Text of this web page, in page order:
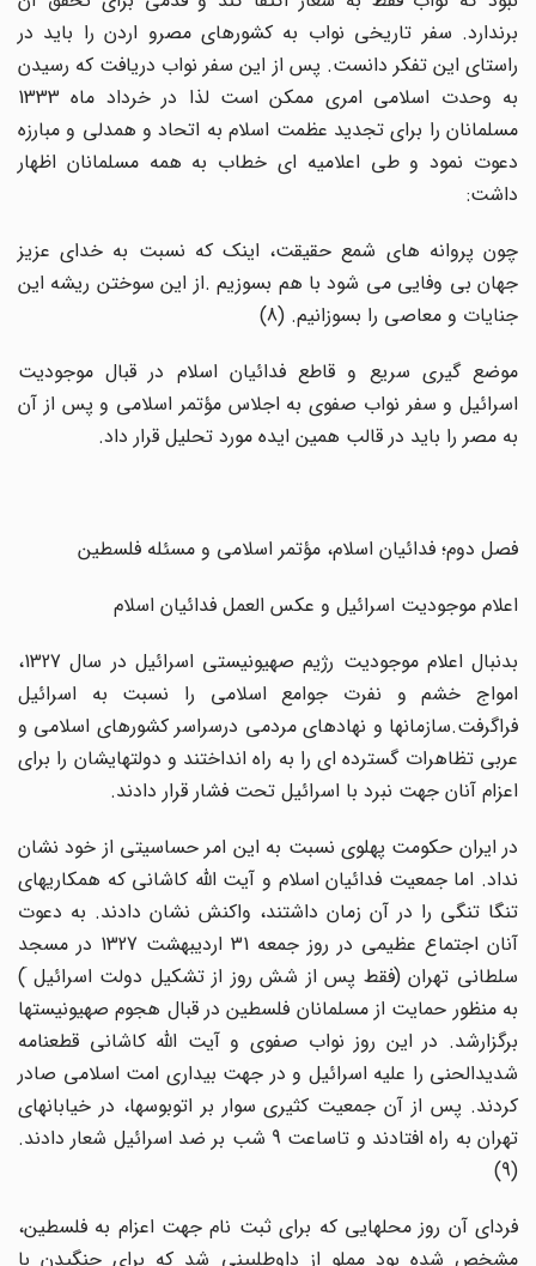
برندارد. سفر تاریخی نواب به کشورهای مصرو اردن را باید در
راستای این تفکر دانست. پس از این سفر نواب دریافت که رسیدن
به وحدت اسلامی امری ممکن است لذا در خرداد ماه 1333
مسلمانان را برای تجدید عظمت اسلام به اتحاد و همدلی و مبارزه
دعوت نمود و طی اعلامیه ای خطاب به همه مسلمانان اظهار
داشت:
چون پروانه های شمع حقیقت، اینک که نسبت به خدای عزیز
جهان بی وفایی می شود با هم بسوزیم .از این سوختن ریشه این
جنایات و معاصی را بسوزانیم. (8)
موضع گیری سریع و قاطع فدائیان اسلام در قبال موجودیت
اسرائیل و سفر نواب صفوی به اجلاس مؤتمر اسلامی و پس از آن
به مصر را باید در قالب همین ایده مورد تحلیل قرار داد.
فصل دوم؛ فدائیان اسلام، مؤتمر اسلامی و مسئله فلسطین
اعلام موجودیت اسرائیل و عکس العمل فدائیان اسلام
بدنبال اعلام موجودیت رژیم صهیونیستی اسرائیل در سال 1327،
امواج خشم و نفرت جوامع اسلامی را نسبت به اسرائیل
فراگرفت.سازمانها و نهادهای مردمی درسراسر کشورهای اسلامی و
عربی تظاهرات گسترده ای را به راه انداختند و دولتهایشان را برای
اعزام آنان جهت نبرد با اسرائیل تحت فشار قرار دادند.
در ایران حکومت پهلوی نسبت به این امر حساسیتی از خود نشان
نداد. اما جمعیت فدائیان اسلام و آیت الله کاشانی که همکاریهای
تنگا تنگی را در آن زمان داشتند، واکنش نشان دادند. به دعوت
آنان اجتماع عظیمی در روز جمعه 31 اردیبهشت 1327 در مسجد
سلطانی تهران (فقط پس از شش روز از تشکیل دولت اسرائیل َ)
به منظور حمایت از مسلمانان فلسطین در قبال هجوم صهیونیستها
برگزارشد. در این روز نواب صفوی و آیت الله کاشانی قطعنامه
شدیدالحنی را علیه اسرائیل و در جهت بیداری امت اسلامی صادر
کردند. پس از آن جمعیت کثیری سوار بر اتوبوسها، در خیابانهای
تهران به راه افتادند و تاساعت 9 شب بر ضد اسرائیل شعار دادند.
فردای آن روز محلهایی که برای ثبت نام جهت اعزام به فلسطین،
مشخص شده بود مملو از داوطلبینی شد که برای جنگیدن با